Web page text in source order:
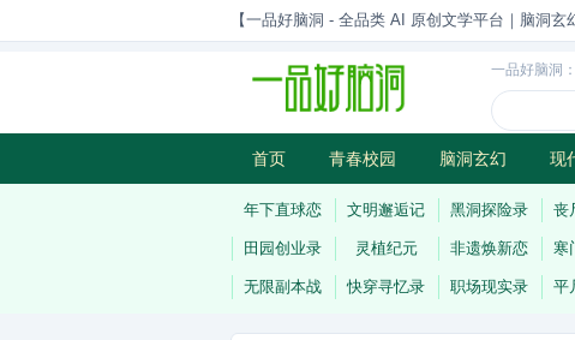
【一品好脑洞 - 全品类 AI 原创文学平台｜脑洞
一品好脑洞
首页 青春校园 脑洞玄幻 现
历史权谋 武侠江湖 灵异志怪
年下直球恋 文明邂逅记 黑洞探险录 丧
田园创业录 灵植纪元 非遗焕新恋 寒
无限副本战 快穿寻忆录 职场现实录 平